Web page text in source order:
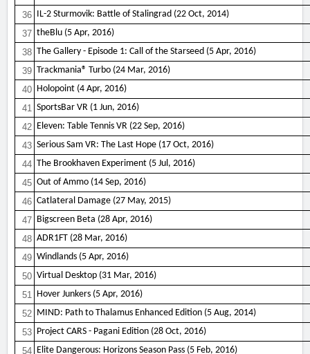
36 IL-2 Sturmovik: Battle of Stalingrad (22 Oct, 2014)
37 theBlu (5 Apr, 2016)
38 The Gallery - Episode 1: Call of the Starseed (5 Apr, 2016)
39 Trackmania® Turbo (24 Mar, 2016)
40 Holopoint (4 Apr, 2016)
41 SportsBar VR (1 Jun, 2016)
42 Eleven: Table Tennis VR (22 Sep, 2016)
43 Serious Sam VR: The Last Hope (17 Oct, 2016)
44 The Brookhaven Experiment (5 Jul, 2016)
45 Out of Ammo (14 Sep, 2016)
46 Catlateral Damage (27 May, 2015)
47 Bigscreen Beta (28 Apr, 2016)
48 ADR1FT (28 Mar, 2016)
49 Windlands (5 Apr, 2016)
50 Virtual Desktop (31 Mar, 2016)
51 Hover Junkers (5 Apr, 2016)
52 MIND: Path to Thalamus Enhanced Edition (5 Aug, 2014)
53 Project CARS - Pagani Edition (28 Oct, 2016)
54 Elite Dangerous: Horizons Season Pass (5 Feb, 2016)